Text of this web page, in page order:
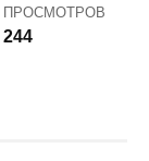
ПРОСМОТРОВ
244